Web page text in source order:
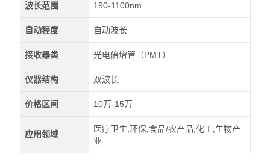
波长范围 190-1100nm
自动程度 自动波长
接收器类 光电倍增管（PMT）
仪器结构 双波长
价格区间 10万-15万
应用领域
医疗卫生,环保,食品/农产品,化工,生物产
业